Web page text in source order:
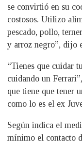
se convirtió en su
costosos. Utilizo
pescado, pollo,
y arroz negro”, dijo
“Tienes que cuidar
cuidando un
que tiene que tener
como lo es el ex
Según indica el
mínimo el contacto